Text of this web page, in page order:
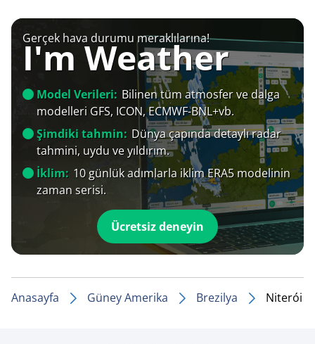
Gerçek hava durumu meraklılarına!
I'm Weather
Model Verileri: Bilinen tüm atmosfer ve dalga
modelleri GFS, ICON, ECMWF-BNL+vb.
Şimdiki tahmin: Dünya çapında detaylı radar
tahmini, uydu ve yıldırım.
İklim: 10 günlük adımlarla iklim ERA5 modelinin
zaman serisi.
Ücretsiz deneyin
Anasayfa Güney Amerika Brezilya Niterói